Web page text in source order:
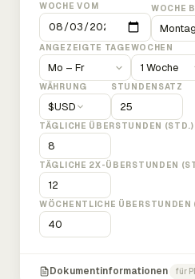
WOCHE VOM WOCHE
ANGEZEIGTE TAGEWOCHEN
WÄHRUNG
$USD
STUNDENSATZ
TÄGLICHE ÜBERSTUNDEN (STD.)
TÄGLICHE 2X-ÜBERSTUNDEN
WÖCHENTLICHE ÜBERSTUNDEN
Dokumentinformationen für